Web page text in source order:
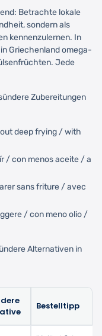
Betrachte lokale
sondern als
kennenzulernen. In
Griechenland omega-
Jede
Zubereitungen
deep frying / with
/ con menos aceite / a
sans friture / avec
/ con meno olio /
Alternativen in
Bestelltipp